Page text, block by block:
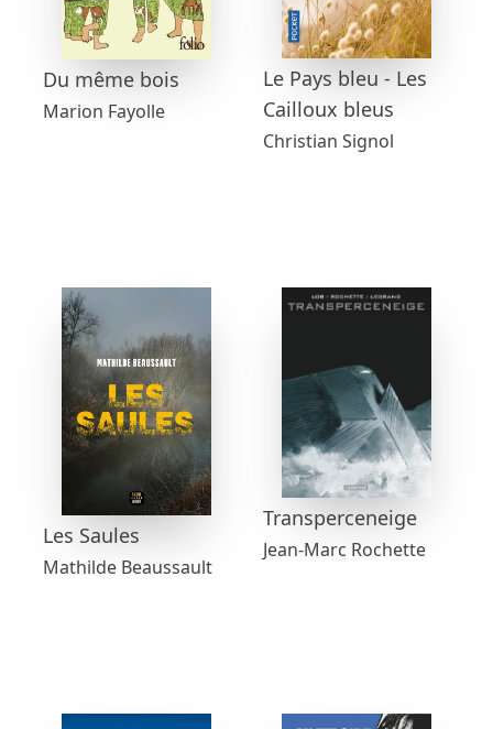
Du même bois
Marion Fayolle
Le Pays bleu - Les
Cailloux bleus
Christian Signol
Les Saules
Mathilde Beaussault
Transperceneige
Jean-Marc Rochette